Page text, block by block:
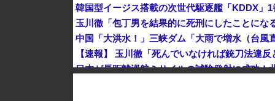
韓国型イージス搭載の次世代駆逐艦「KDDX」
玉川徹「包丁男を結果的に死刑にしたことにな